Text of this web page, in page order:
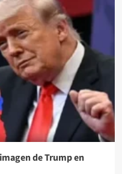
de Trump en